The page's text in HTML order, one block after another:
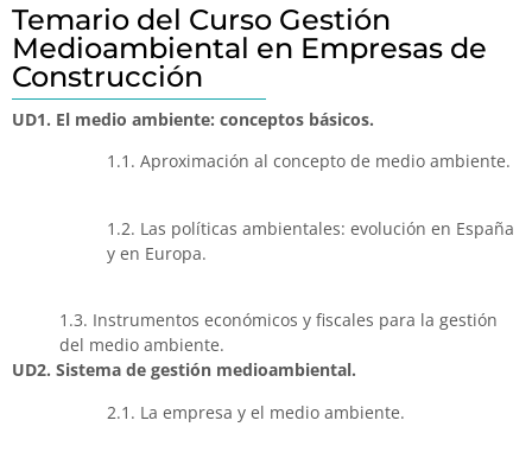
Temario del Curso Gestión
Medioambiental en Empresas de
Construcción
UD1. El medio ambiente: conceptos básicos.
1.1. Aproximación al concepto de medio ambiente.
1.2. Las políticas ambientales: evolución en España
y en Europa.
1.3. Instrumentos económicos y fiscales para la gestión
del medio ambiente.
UD2. Sistema de gestión medioambiental.
2.1. La empresa y el medio ambiente.